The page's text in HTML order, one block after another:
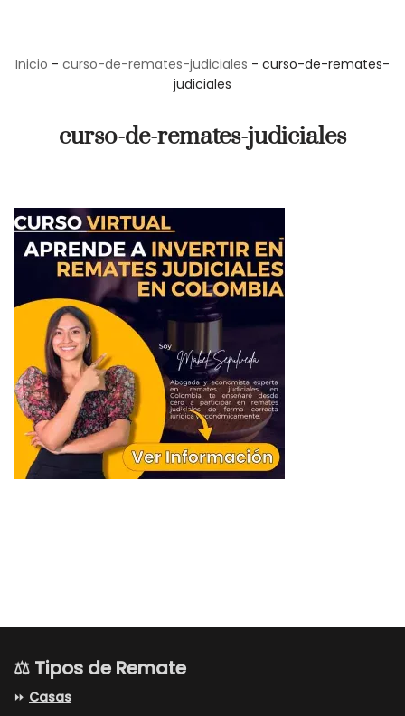
al
Inicio - curso-de-remates-judiciales - curso-de-remates-
judiciales
curso-de-remates-judiciales
⚖️ Tipos de Remate
⏩ Casas